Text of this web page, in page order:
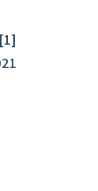
[1] ה"פ (חי') 40692-11-20